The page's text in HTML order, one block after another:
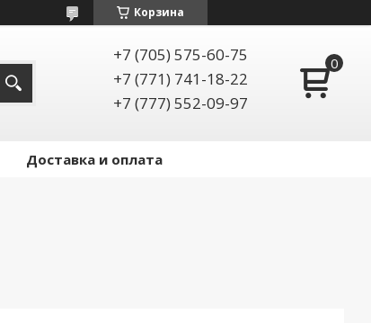
Корзина
+7 (705) 575-60-75
+7 (771) 741-18-22
+7 (777) 552-09-97
Доставка и оплата